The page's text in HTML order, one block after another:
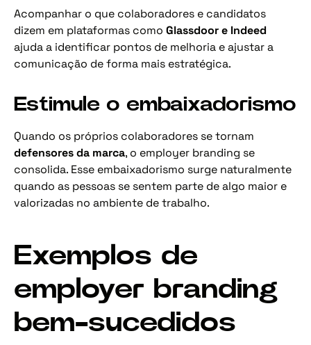
Acompanhar o que colaboradores e candidatos
dizem em plataformas como Glassdoor e Indeed
ajuda a identificar pontos de melhoria e ajustar a
comunicação de forma mais estratégica.
Estimule o embaixadorismo
Quando os próprios colaboradores se tornam
defensores da marca, o employer branding se
consolida. Esse embaixadorismo surge naturalmente
quando as pessoas se sentem parte de algo maior e
valorizadas no ambiente de trabalho.
Exemplos de
employer branding
bem-sucedidos